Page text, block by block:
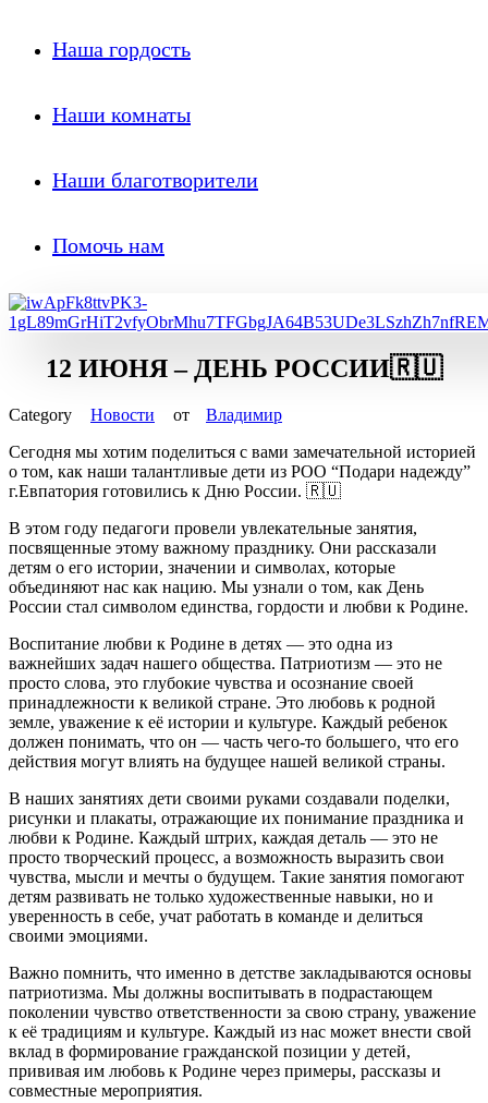
Наша гордость
Наши комнаты
Наши благотворители
Помочь нам
12 ИЮНЯ – ДЕНЬ РОССИИ🇷🇺
от Владимир
Новости
Сегодня мы хотим поделиться с вами замечательной историей
о том, как наши талантливые дети из РОО “Подари надежду”
г.Евпатория готовились к Дню России. 🇷🇺
В этом году педагоги провели увлекательные занятия,
посвященные этому важному празднику. Они рассказали
детям о его истории, значении и символах, которые
объединяют нас как нацию. Мы узнали о том, как День
России стал символом единства, гордости и любви к Родине.
Воспитание любви к Родине в детях — это одна из
важнейших задач нашего общества. Патриотизм — это не
просто слова, это глубокие чувства и осознание своей
принадлежности к великой стране. Это любовь к родной
земле, уважение к её истории и культуре. Каждый ребенок
должен понимать, что он — часть чего-то большего, что его
действия могут влиять на будущее нашей великой страны.
В наших занятиях дети своими руками создавали поделки,
рисунки и плакаты, отражающие их понимание праздника и
любви к Родине. Каждый штрих, каждая деталь — это не
просто творческий процесс, а возможность выразить свои
чувства, мысли и мечты о будущем. Такие занятия помогают
детям развивать не только художественные навыки, но и
уверенность в себе, учат работать в команде и делиться
своими эмоциями.
Важно помнить, что именно в детстве закладываются основы
патриотизма. Мы должны воспитывать в подрастающем
поколении чувство ответственности за свою страну, уважение
к её традициям и культуре. Каждый из нас может внести свой
вклад в формирование гражданской позиции у детей,
прививая им любовь к Родине через примеры, рассказы и
совместные мероприятия.